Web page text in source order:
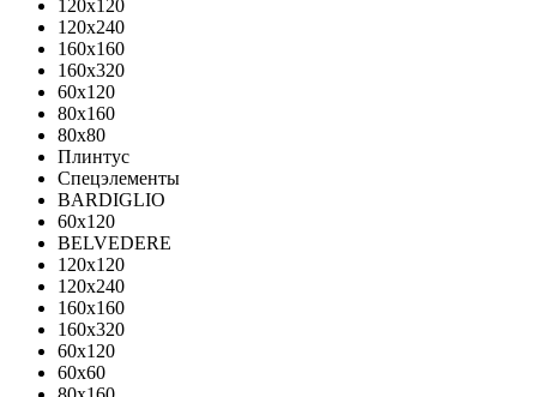
120x120
120x240
160x160
160x320
60x120
80x160
80x80
Плинтус
Спецэлементы
BARDIGLIO
60x120
BELVEDERE
120x120
120x240
160x160
160x320
60x120
60x60